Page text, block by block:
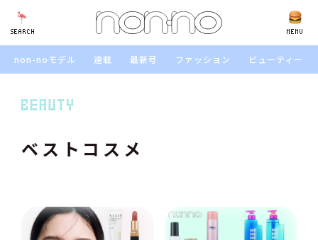
SEARCH MENU
SEARCH
non-noモデル 連載 最新号 ファッション ビューティー
ベストコスメ